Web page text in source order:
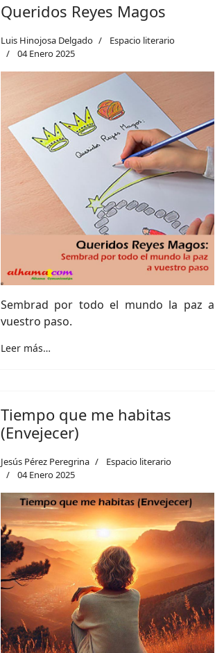
Queridos Reyes Magos
Luis Hinojosa Delgado
Espacio literario
04 Enero 2025
Sembrad por todo el mundo la paz a
vuestro paso.
Leer más…
Tiempo que me habitas
(Envejecer)
Jesús Pérez Peregrina
Espacio literario
04 Enero 2025